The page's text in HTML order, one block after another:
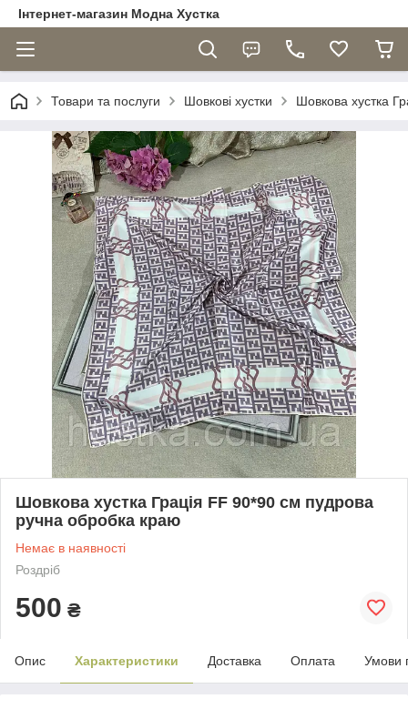
Інтернет-магазин Модна Хустка
Товари та послуги Шовкові хустки Шовкова хустка
Шовкова хустка Грація FF 90*90 см пудрова
ручна обробка краю
Немає в наявності
Роздріб
500 ₴
Опис Характеристики Доставка Оплата Умови